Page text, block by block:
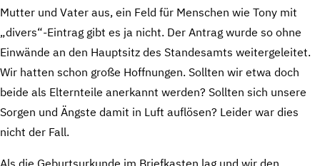
Mutter und Vater aus, ein Feld für Menschen wie Tony mit
„divers“-Eintrag gibt es ja nicht. Der Antrag wurde so ohne
Einwände an den Hauptsitz des Standesamts weitergeleitet.
Wir hatten schon große Hoffnungen. Sollten wir etwa doch
beide als Elternteile anerkannt werden? Sollten sich unsere
Sorgen und Ängste damit in Luft auflösen? Leider war dies
nicht der Fall.
Als die Geburtsurkunde im Briefkasten lag und wir den